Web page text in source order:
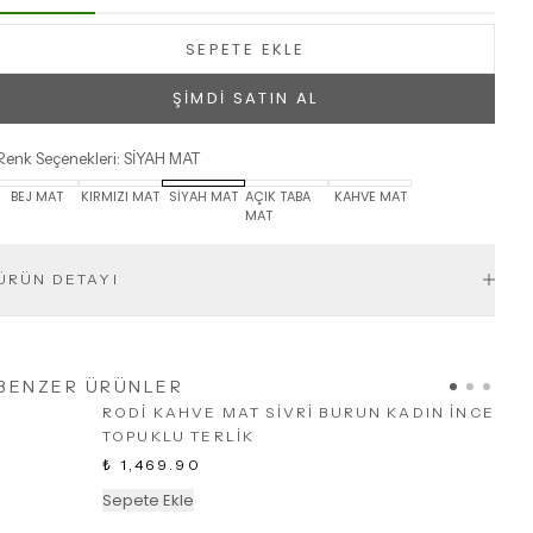
SEPETE EKLE
ŞİMDİ SATIN AL
Seçenekleri: SİYAH MAT
BEJ MAT
KIRMIZI MAT SİYAH MAT AÇIK TABA
MAT
KAHVE MAT
DETAYI
ÜRÜNLER
RODİ KAHVE MAT SİVRİ BURUN KADIN İNCE
TOPUKLU TERLİK
₺ 1,469.90
Sepete Ekle